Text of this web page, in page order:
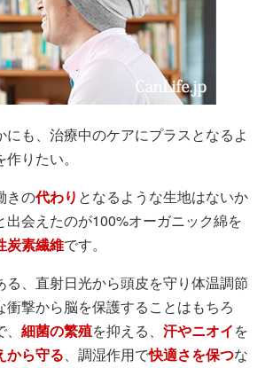
にも、治療中のケアにプラスとなるよ
りたい。
きの代わり となるような生地はないか
出会えたのが100%オーガニック綿を
炭素繊維です。
る、直射日光から頭皮を守り体温調節
衝撃から脳を保護することはもちろ
細菌の繁殖を抑える、 汗やニオイを
から守る 、調湿作用で快適さを保つな